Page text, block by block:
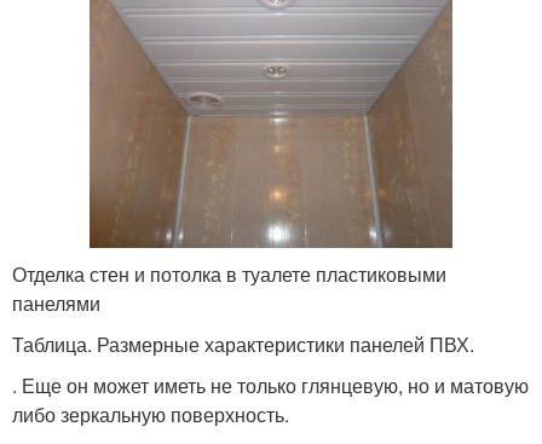
Отделка стен и потолка в туалете пластиковыми
панелями
Таблица. Размерные характеристики панелей ПВХ.
. Еще он может иметь не только глянцевую, но и матовую
либо зеркальную поверхность.